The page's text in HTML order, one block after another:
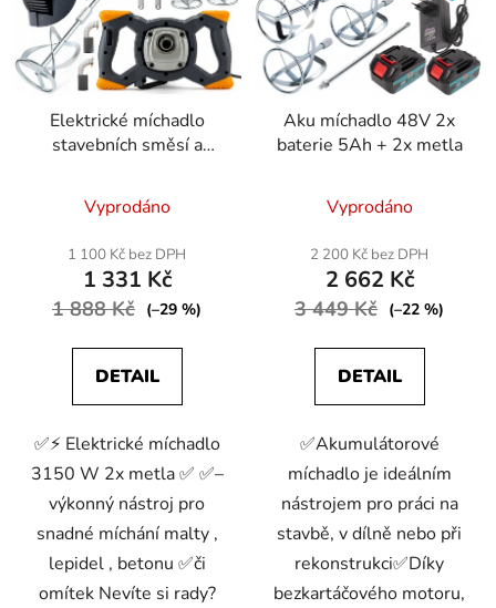
k
ů
p
o
Elektrické míchadlo
stavebních směsí a
Vyprodáno
1 100 Kč bez DPH
1 331 Kč
1 888 Kč (–29 %)
DETAIL
✅⚡ Elektrické míchadlo
3150 W 2x metla ✅ ✅–
výkonný nástroj pro
snadné míchání malty ,
lepidel , betonu ✅či
omítek Nevíte si rady?
Aku míchadlo 48V 2x
baterie 5Ah + 2x metla
Vyprodáno
2 200 Kč bez DPH
2 662 Kč
3 449 Kč (–22 %)
DETAIL
✅Akumulátorové
míchadlo je ideálním
nástrojem pro práci na
stavbě, v dílně nebo při
rekonstrukci✅Díky
bezkartáčového motoru,